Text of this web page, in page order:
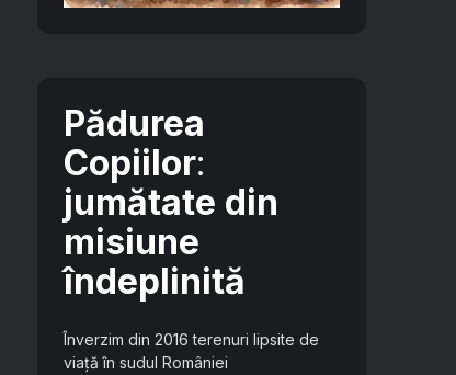
Pădurea
Copiilor:
jumătate din
misiune
îndeplinită
Înverzim din 2016 terenuri lipsite de
viață în sudul României